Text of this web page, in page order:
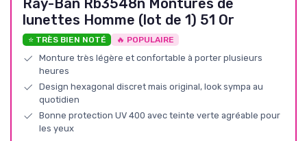
Ray-Ban Rb3548n Montures de
lunettes Homme (lot de 1) 51 Or
⭐ TRÈS BIEN NOTÉ 🔥 POPULAIRE
Monture très légère et confortable à porter plusieurs
heures
Design hexagonal discret mais original, look sympa au
quotidien
Bonne protection UV 400 avec teinte verte agréable pour
les yeux